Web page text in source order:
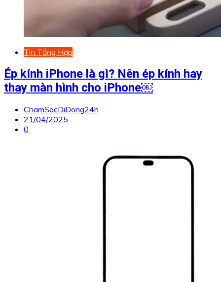
Tin Tổng Hợp
Ép kính iPhone là gì? Nên ép kính hay
thay màn hình cho iPhone￼
ChamSocDiDong24h
21/04/2025
0